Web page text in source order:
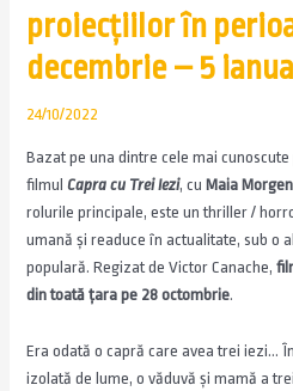
proiecțiilor în
decembrie – 5
24/10/2022
Bazat pe una dintre cele mai
filmulCapra cu Trei Iezi, cu Maia
rolurile principale, este un thriller /
umană și readuce în actualitate, sub o
populară. Regizat de Victor Canache,
din toată țara pe 28 octombrie.
Era odată o capră care avea trei iezi…
izolată de lume, o văduvă și mamă a